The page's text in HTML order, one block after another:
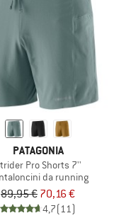
PATAGONIA
Pro Shorts 7''
da running
89,95 € 70,16 €
4,7(11)